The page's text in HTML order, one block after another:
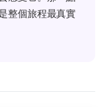
整個旅程最真實